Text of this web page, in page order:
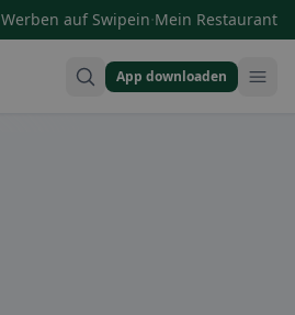
Werben auf Swipein·Mein Restaurant
App downloaden